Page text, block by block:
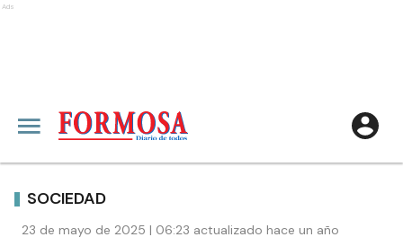
Ads
SOCIEDAD
23 de mayo de 2025 | 06:23 actualizado hace un año